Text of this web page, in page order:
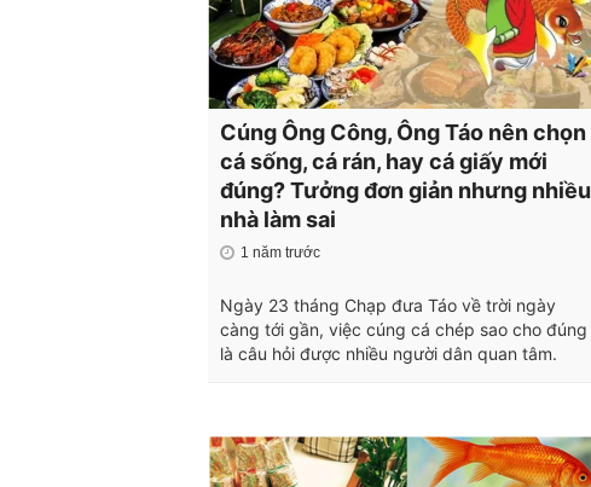
Cúng Ông Công, Ông Táo nên chọn
cá sống, cá rán, hay cá giấy mới
đúng? Tưởng đơn giản nhưng nhiều
nhà làm sai
1 năm trước
Ngày 23 tháng Chạp đưa Táo về trời ngày
càng tới gần, việc cúng cá chép sao cho đúng
là câu hỏi được nhiều người dân quan tâm.